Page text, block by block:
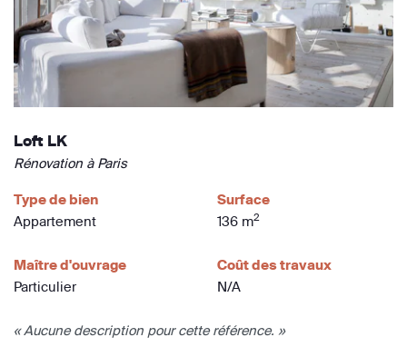
Loft LK
Rénovation à Paris
Type de bien
Appartement
Surface
136 m2
Maître d'ouvrage
Particulier
Coût des travaux
N/A
« Aucune description pour cette référence. »